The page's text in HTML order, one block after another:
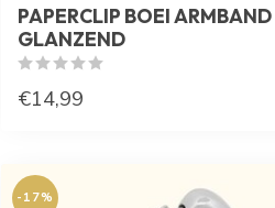
PAPERCLIP BOEI ARMBAND
GLANZEND
€14,99
-17%